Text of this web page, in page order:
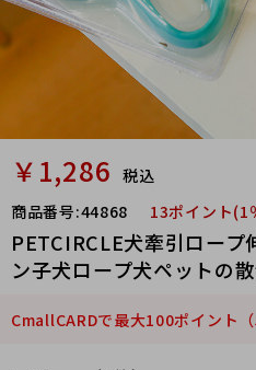
￥1,286 税込
商品番号:44868 13ポイント(1
PETCIRCLE犬牽引ロー
ン子犬ロープ犬ペットの
CmallCARDで最大100ポイント